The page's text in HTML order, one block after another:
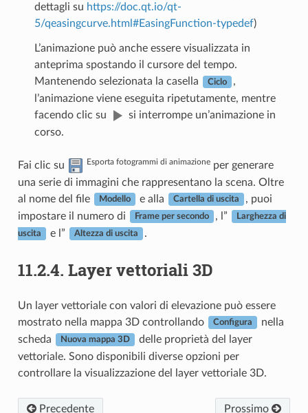
dettagli su https://doc.qt.io/qt-
5/qeasingcurve.html#EasingFunction-typedef)
L’animazione può anche essere visualizzata in
anteprima spostando il cursore del tempo.
Mantenendo selezionata la casella
Ciclo
,
l’animazione viene eseguita ripetutamente, mentre
facendo clic su
si interrompe un’animazione in
corso.
Fai clic su Esporta fotogrammi di animazioneper generare
una serie di immagini che rappresentano la scena. Oltre
al nome del file
Modello e alla Cartella di uscita
, puoi
impostare il numero di
Frame per secondo , l” Larghezza di
uscita e l” Altezza di uscita .
11.2.4. Layer vettoriali 3D
Un layer vettoriale con valori di elevazione può essere
mostrato nella mappa 3D controllando
Configura
nella
scheda
Nuova mappa 3D
delle proprietà del layer
vettoriale. Sono disponibili diverse opzioni per
controllare la visualizzazione del layer vettoriale 3D.
Precedente Prossimo